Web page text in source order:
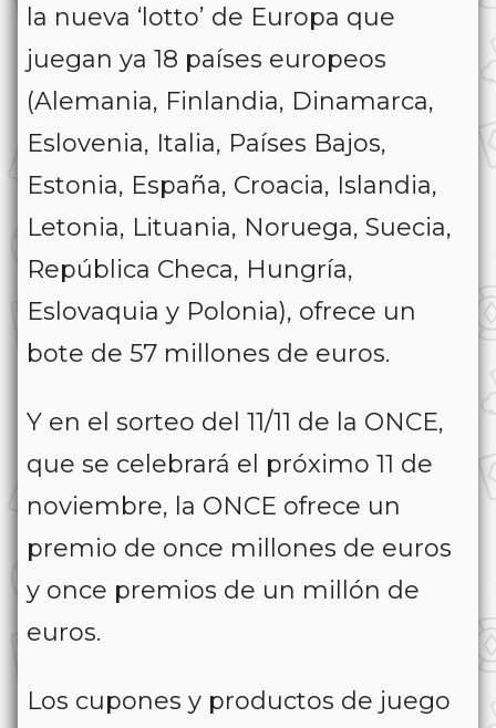
la nueva ‘lotto’ de Europa que
juegan ya 18 países europeos
(Alemania, Finlandia, Dinamarca,
Eslovenia, Italia, Países Bajos,
Estonia, España, Croacia, Islandia,
Letonia, Lituania, Noruega, Suecia,
República Checa, Hungría,
Eslovaquia y Polonia), ofrece un
bote de 57 millones de euros.
Y en el sorteo del 11/11 de la ONCE,
que se celebrará el próximo 11 de
noviembre, la ONCE ofrece un
premio de once millones de euros
y once premios de un millón de
euros.
Los cupones y productos de juego